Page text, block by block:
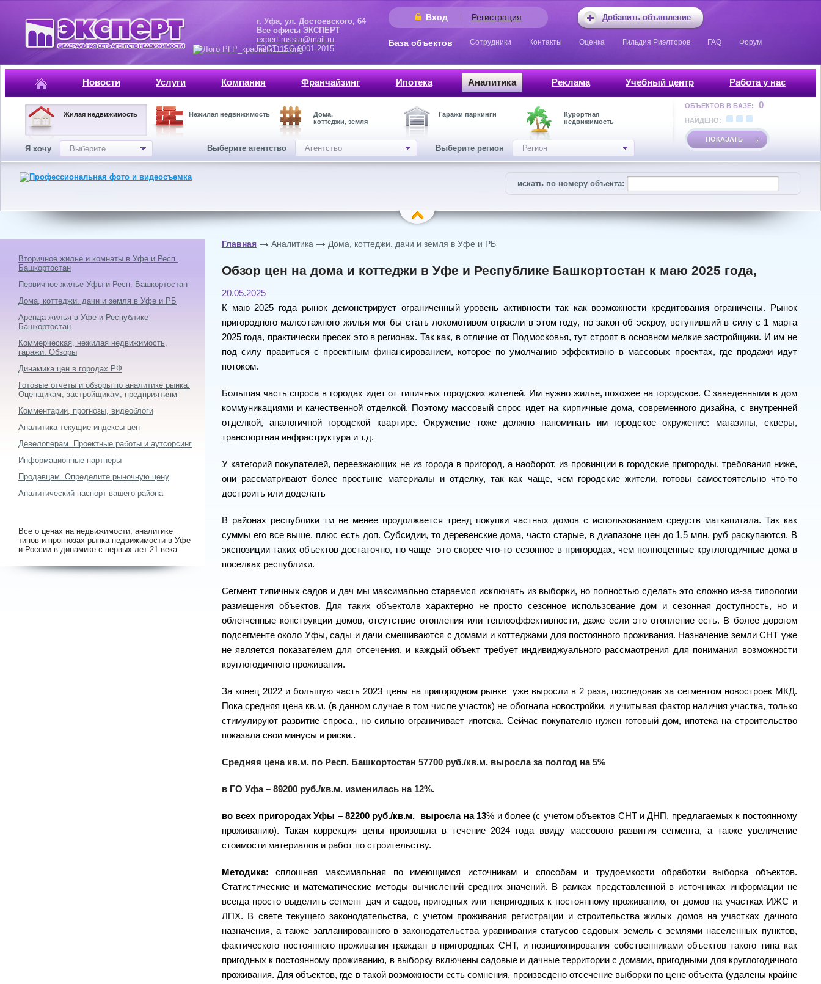
Добавить объявление
Вход Регистрация
г. Уфа, ул. Достоевского, 64
Все офисы ЭКСПЕРТ
expert-russia@mail.ru
ГОСТ, ISO 9001-2015
База объектов Сотрудники Контакты Оценка Гильдия Риэлторов FAQ Форум
Новости Услуги Компания Франчайзинг Ипотека Аналитика Реклама Учебный центр Работа у нас
Жилая недвижимость Нежилая недвижимость
Дома,
коттеджи, земля
Гаражи паркинги
Курортная
недвижимость
Я хочу Выберите Выберите агентство Агентство Выберите регион Регион
ОБЪЕКТОВ В БАЗЕ: 0
НАЙДЕНО:
ПОКАЗАТЬ
искать по номеру объекта:
Главная Аналитика Дома, коттеджи. дачи и земля в Уфе и РБ
Обзор цен на дома и коттеджи в Уфе и Республике Башкортостан к маю 2025 года,
20.05.2025
К маю 2025 года рынок демонстрирует ограниченный уровень активности так как возможности кредитования ограничены. Рынок
пригородного малоэтажного жилья мог бы стать локомотивом отрасли в этом году, но закон об эскроу, вступивший в силу с 1 марта
2025 года, практически пресек это в регионах. Так как, в отличие от Подмосковья, тут строят в основном мелкие застройщики. И им не
под силу правиться с проектным финансированием, которое по умолчанию эффективно в массовых проектах, где продажи идут
потоком.
Большая часть спроса в городах идет от типичных городских жителей. Им нужно жилье, похожее на городское. С заведенными в дом
коммуникациями и качественной отделкой. Поэтому массовый спрос идет на кирпичные дома, современного дизайна, с внутренней
отделкой, аналогичной городской квартире. Окружение тоже должно напоминать им городское окружение: магазины, скверы,
транспортная инфраструктура и т.д.
У категорий покупателей, переезжающих не из города в пригород, а наоборот, из провинции в городские пригороды, требования ниже,
они рассматривают более простыне материалы и отделку, так как чаще, чем городские жители, готовы самостоятельно что-то
достроить или доделать
В районах республики тм не менее продолжается тренд покупки частных домов с использованием средств маткапитала. Так как
суммы его все выше, плюс есть доп. Субсидии, то деревенские дома, часто старые, в диапазоне цен до 1,5 млн. руб раскупаются. В
экспозиции таких объектов достаточно, но чаще это скорее что-то сезонное в пригородах, чем полноценные круглогодичные дома в
поселках республики.
Сегмент типичных садов и дач мы максимально стараемся исключать из выборки, но полностью сделать это сложно из-за типологии
размещения объектов. Для таких объектолв характерно не просто сезонное использование дом и сезонная доступность, но и
облегченные конструкции домов, отсутствие отопления или теплоэффективности, даже если это отопление есть. В более дорогом
подсегменте около Уфы, сады и дачи смешиваются с домами и коттеджами для постоянного проживания. Назначение земли СНТ уже
не является показателем для отсечения, и каждый объект требует индивиджуального рассмаотрения для понимания возможности
круглогодичного проживания.
За конец 2022 и большую часть 2023 цены на пригородном рынке уже выросли в 2 раза, последовав за сегментом новостроек МКД.
Пока средняя цена кв.м. (в данном случае в том числе участок) не обогнала новостройки, и учитывая фактор наличия участка, только
стимулируют развитие спроса., но сильно ограничивает ипотека. Сейчас покупателю нужен готовый дом, ипотека на строительство
показала свои минусы и риски..
Средняя цена кв.м. по Респ. Башкортостан 57700 руб./кв.м. выросла за полгод на 5%
в ГО Уфа – 89200 руб./кв.м. изменилась на 12%.
во всех пригородах Уфы – 82200 руб./кв.м. выросла на 13% и более (с учетом объектов СНТ и ДНП, предлагаемых к постоянному
проживанию). Такая коррекция цены произошла в течение 2024 года ввиду массового развития сегмента, а также увеличение
стоимости материалов и работ по строительству.
Методика:сплошная максимальная по имеющимся источникам и способам и трудоемкости обработки выборка объектов.
Статистические и математические методы вычислений средних значений. В рамках представленной в источниках информации не
всегда просто выделить сегмент дач и садов, пригодных или непригодных к постоянному проживанию, от домов на участках ИЖС и
ЛПХ. В свете текущего законодательства, с учетом проживания регистрации и строительства жилых домов на участках дачного
назначения, а также запланированного в законодательства уравнивания статусов садовых земель с землями населенных пунктов,
фактического постоянного проживания граждан в пригородных СНТ, и позиционирования собственниками объектов такого типа как
пригодных к постоянному проживанию, в выборку включены садовые и дачные территории с домами, пригодными для круглогодичного
проживания. Для объектов, где в такой возможности есть сомнения, произведено отсечение выборки по цене объекта (удалены крайне
Вторичное жилье и комнаты в Уфе и Респ.
Башкортостан
Первичное жилье Уфы и Респ. Башкортостан
Дома, коттеджи. дачи и земля в Уфе и РБ
Аренда жилья в Уфе и Республике
Башкортостан
Коммерческая, нежилая недвижимость,
гаражи. Обзоры
Динамика цен в городах РФ
Готовые отчеты и обзоры по аналитике рынка.
Оценщикам, застройщикам, предприятиям
Комментарии, прогнозы, видеоблоги
Аналитика текущие индексы цен
Девелоперам. Проектные работы и аутсорсинг
Информационные партнеры
Продавцам. Определите рыночную цену
Аналитический паспорт вашего района
Все о ценах на недвижимости, аналитике
типов и прогнозах рынка недвижимости в Уфе
и России в динамике с первых лет 21 века